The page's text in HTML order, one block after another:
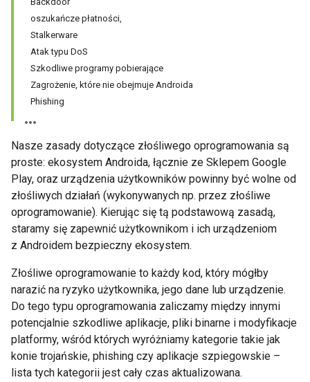
oszukańcze płatności,
Stalkerware
Atak typu DoS
Szkodliwe programy pobierające
Zagrożenie, które nie obejmuje Androida
Phishing
Nasze zasady dotyczące złośliwego oprogramowania są
proste: ekosystem Androida, łącznie ze Sklepem Google
Play, oraz urządzenia użytkowników powinny być wolne od
złośliwych działań (wykonywanych np. przez złośliwe
oprogramowanie). Kierując się tą podstawową zasadą,
staramy się zapewnić użytkownikom i ich urządzeniom
z Androidem bezpieczny ekosystem.
Złośliwe oprogramowanie to każdy kod, który mógłby
narazić na ryzyko użytkownika, jego dane lub urządzenie.
Do tego typu oprogramowania zaliczamy między innymi
potencjalnie szkodliwe aplikacje, pliki binarne i modyfikacje
platformy, wśród których wyróżniamy kategorie takie jak
konie trojańskie, phishing czy aplikacje szpiegowskie –
lista tych kategorii jest cały czas aktualizowana.